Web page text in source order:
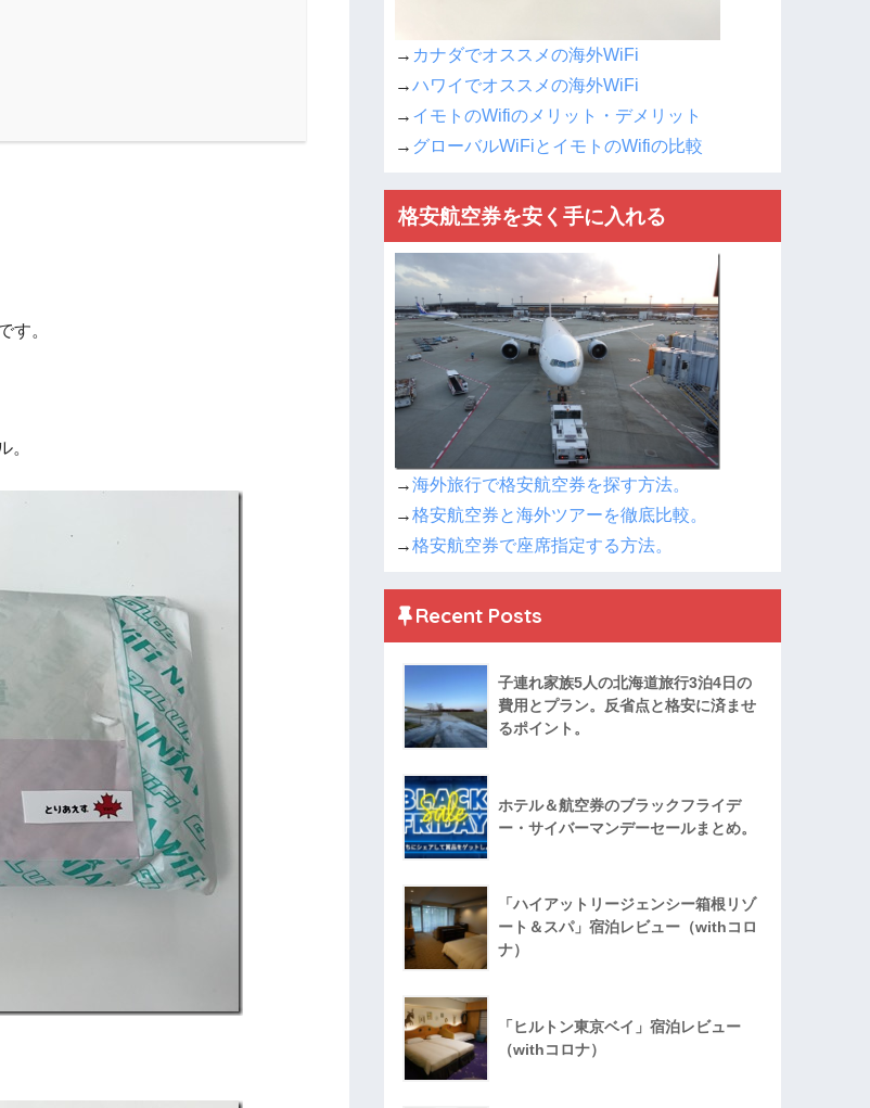
す。
。
→ カナダでオススメの海外WiFi
→ハワイでオススメの海外WiFi
→ イモトのWifiのメリット・デメリット
→ グローバルWiFiとイモトのWifiの比較
格安航空券を安く手に入れる
→海外旅行で格安航空券を探す方法。
→格安航空券と海外ツアーを徹底比較。
→格安航空券で座席指定する方法。
Recent Posts
子連れ家族5人の北海道旅行3泊4日の
費用とプラン。反省点と格安に済ませ
るポイント。
ホテル＆航空券のブラックフライデ
ー・サイバーマンデーセールまとめ。
「ハイアットリージェンシー箱根リゾ
ート＆スパ」宿泊レビュー（withコロ
ナ）
「ヒルトン東京ベイ」宿泊レビュー
（withコロナ）